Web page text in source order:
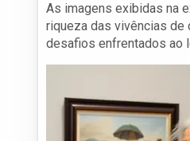
As imagens exibidas na
riqueza das vivências de
desafios enfrentados ao